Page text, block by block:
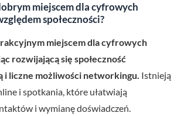
miejscem dla cyfrowych
społeczności?
miejscem dla cyfrowych
rozwijającą się społeczność
i liczne możliwości networkingu. Istnieją
i spotkania, które ułatwiają
i wymianę doświadczeń.